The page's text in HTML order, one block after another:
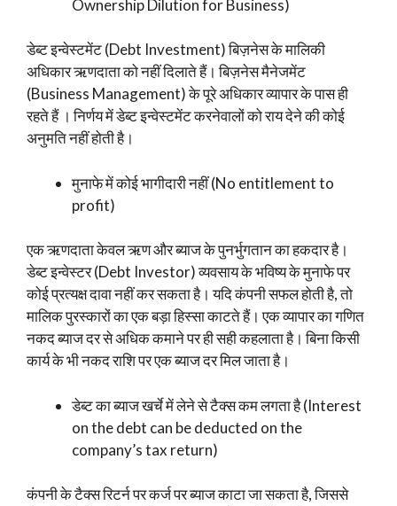
Ownership Dilution for Business)
डेब्ट इन्वेस्टमेंट (Debt Investment) बिज़नेस के मालिकी
अधिकार ऋणदाता को नहीं दिलाते हैं। बिज़नेस मैनेजमेंट
(Business Management) के पूरे अधिकार व्यापार के पास ही
रहते हैं । निर्णय में डेब्ट इन्वेस्टमेंट करनेवालों को राय देने की कोई
अनुमति नहीं होती है।
मुनाफे में कोई भागीदारी नहीं (No entitlement to
profit)
एक ऋणदाता केवल ऋण और ब्याज के पुनर्भुगतान का हकदार है।
डेब्ट इन्वेस्टर (Debt Investor) व्यवसाय के भविष्य के मुनाफे पर
कोई प्रत्यक्ष दावा नहीं कर सकता है। यदि कंपनी सफल होती है, तो
मालिक पुरस्कारों का एक बड़ा हिस्सा काटते हैं। एक व्यापार का गणित
नकद ब्याज दर से अधिक कमाने पर ही सही कहलाता है। बिना किसी
कार्य के भी नकद राशि पर एक ब्याज दर मिल जाता है।
डेब्ट का ब्याज खर्चे में लेने से टैक्स कम लगता है (Interest
on the debt can be deducted on the
company’s tax return)
कंपनी के टैक्स रिटर्न पर कर्ज पर ब्याज काटा जा सकता है, जिससे